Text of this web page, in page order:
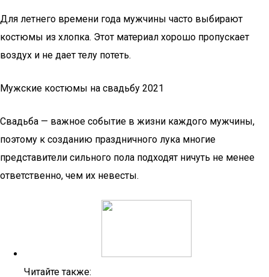
Для летнего времени года мужчины часто выбирают
костюмы из хлопка. Этот материал хорошо пропускает
воздух и не дает телу потеть.
Мужские костюмы на свадьбу 2021
Свадьба — важное событие в жизни каждого мужчины,
поэтому к созданию праздничного лука многие
представители сильного пола подходят ничуть не менее
ответственно, чем их невесты.
Читайте также: